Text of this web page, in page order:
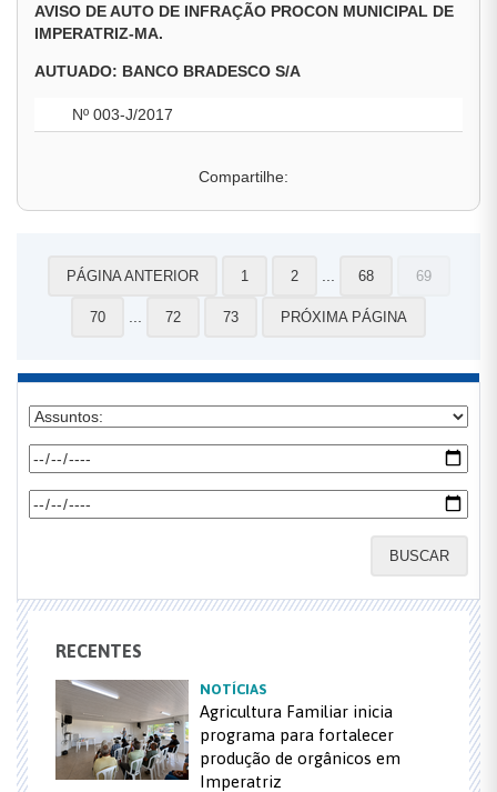
AVISO DE AUTO DE INFRAÇÃO PROCON MUNICIPAL DE
IMPERATRIZ-MA.
AUTUADO: BANCO BRADESCO S/A
Nº 003-J/2017
Compartilhe:
PÁGINA ANTERIOR 1 2 68 69
70 72 73 PRÓXIMA PÁGINA
BUSCAR
RECENTES
NOTÍCIAS
Agricultura Familiar inicia
programa para fortalecer
produção de orgânicos em
Imperatriz